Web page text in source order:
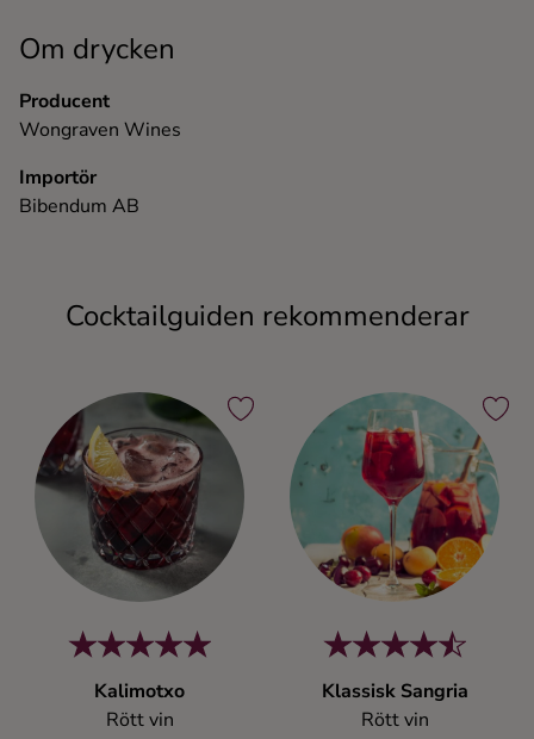
Om drycken
Producent
Wongraven Wines
Importör
Bibendum AB
Cocktailguiden rekommenderar
Kalimotxo
Rött vin
Klassisk Sangria
Rött vin